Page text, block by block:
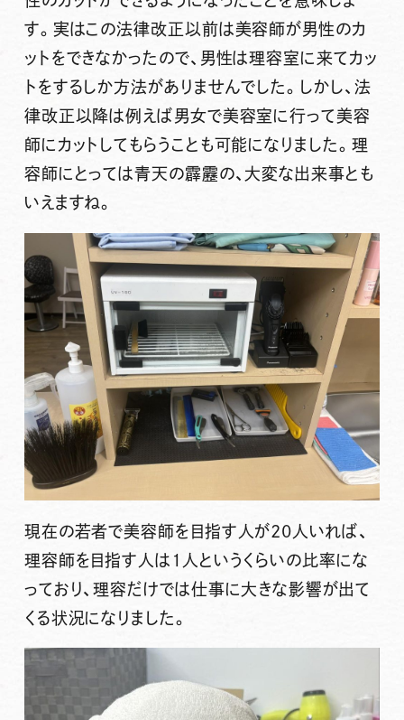
す。実はこの法律改正以前は美容師が男性のカ
ットをできなかったので、男性は理容室に来てカッ
トをするしか方法がありませんでした。しかし、法
律改正以降は例えば男女で美容室に行って美容
師にカットしてもらうことも可能になりました。理
容師にとっては青天の霹靂の、大変な出来事とも
いえますね。
現在の若者で美容師を目指す人が20人いれば、
理容師を目指す人は1人というくらいの比率にな
っており、理容だけでは仕事に大きな影響が出て
くる状況になりました。